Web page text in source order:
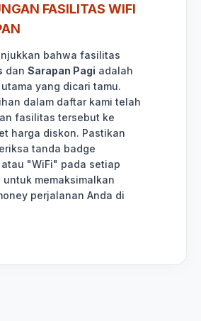
FASILITAS WIFI
bahwa fasilitas
dan Sarapan Pagi adalah
yang dicari tamu.
dalam daftar kami telah
fasilitas tersebut ke
harga diskon. Pastikan
tanda badge
"WiFi" pada setiap
memaksimalkan
perjalanan Anda di